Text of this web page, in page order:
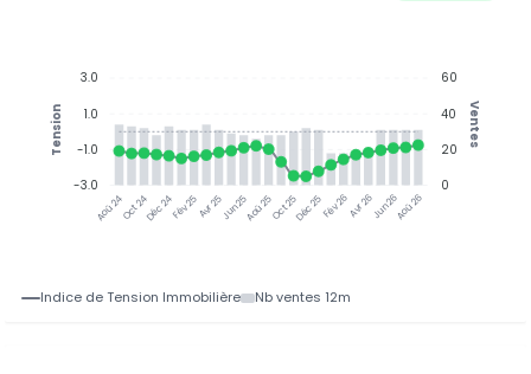
Aoû 24Oct 24Déc 24Fév 25Avr 25Jun 25Aoû 25Oct 25Déc 25Fév 26Avr 26Jun 26Aoû 26
60
40
20
0
Ventes
3.0
1.0
-1.0
-3.0
Tension
Indice de Tension Immobilière Nb ventes 12m